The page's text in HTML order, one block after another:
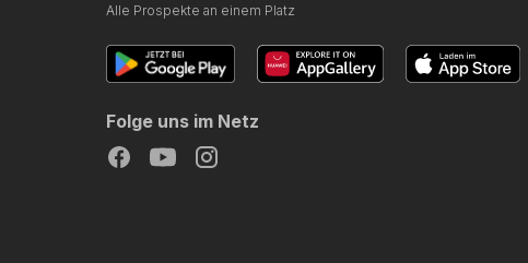
Alle Prospekte an einem Platz
Folge uns im Netz